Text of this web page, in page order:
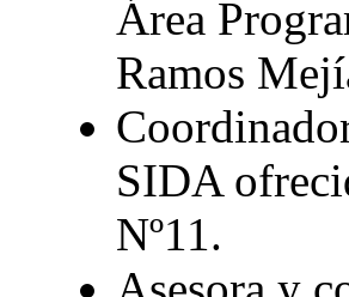
Área
Ramos
SIDA
Nº11.